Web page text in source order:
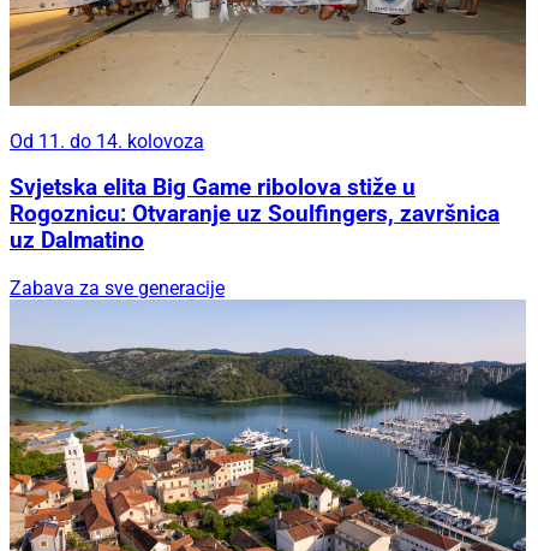
Od 11. do 14. kolovoza
Svjetska elita Big Game ribolova stiže u
Rogoznicu: Otvaranje uz Soulfingers, završnica
uz Dalmatino
Zabava za sve generacije